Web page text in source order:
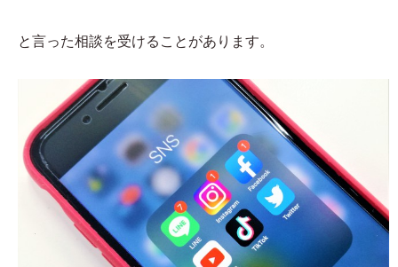
と言った相談を受けることがあります。